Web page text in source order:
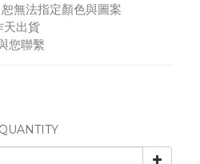
無法指定顏色與圖案
天出貨
您聯繫
QUANTITY